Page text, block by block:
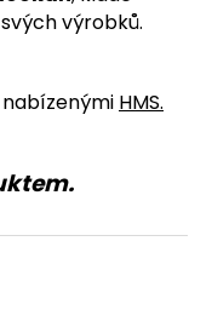
výrobků.
HMS.